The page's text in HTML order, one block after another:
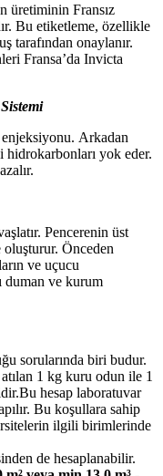
üretiminin Fransız
Bu etiketleme, özellikle
tarafından onaylanır.
Fransa’da Invicta
enjeksiyonu. Arkadan
hidrokarbonları yok eder.
Pencerenin üst
Önceden
ve uçucu
duman ve kurum
sorularında biri budur.
1 kg kuru odun ile 1
hesap laboratuvar
Bu koşullara sahip
ilgili birimlerinde
de hesaplanabilir.